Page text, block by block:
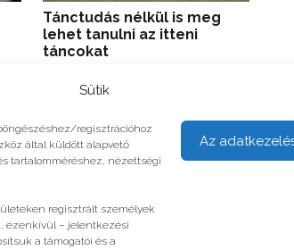
Sütik
regisztrációhoz
által küldött alapvető
tartalomméréshez, nézettségi
regisztrált személyek
ezenkívül – jelentkezési
a támogatói és a
Az
Tánctudás nélkül is meg
lehet tanulni az itteni
táncokat